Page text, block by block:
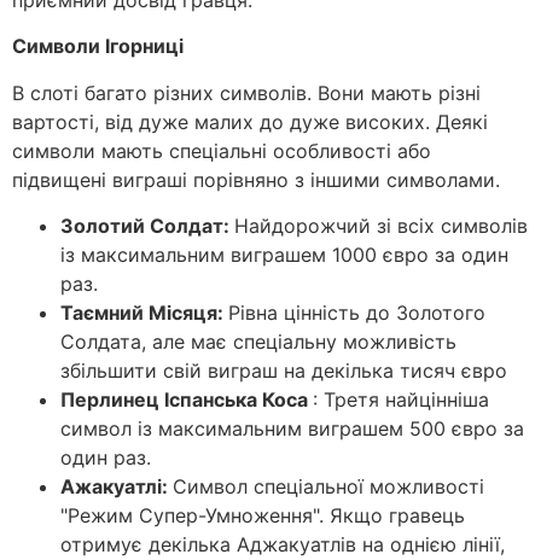
Символи Ігорниці
В слоті багато різних символів. Вони мають різні
вартості, від дуже малих до дуже високих. Деякі
символи мають спеціальні особливості або
підвищені виграші порівняно з іншими символами.
Золотий Солдат: Найдорожчий зі всіх символів
із максимальним виграшем 1000 євро за один
раз.
Таємний Місяця: Рівна цінність до Золотого
Солдата, але має спеціальну можливість
збільшити свій виграш на декілька тисяч євро
Перлинец Іспанська Коса : Третя найцінніша
символ із максимальним виграшем 500 євро за
один раз.
Ажакуатлі: Символ спеціальної можливості
"Режим Супер-Умноження". Якщо гравець
отримує декілька Аджакуатлів на однією лінії,